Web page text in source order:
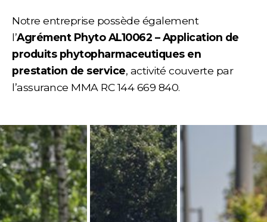
Notre entreprise possède également
l’Agrément Phyto AL10062 – Application de
produits phytopharmaceutiques en
prestation de service, activité couverte par
l’assurance MMA RC 144 669 840.